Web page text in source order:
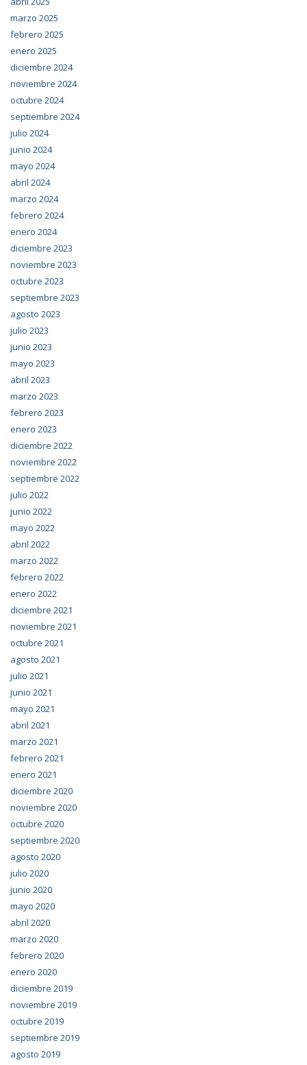
marzo 2025
febrero 2025
enero 2025
diciembre 2024
noviembre 2024
octubre 2024
septiembre 2024
julio 2024
junio 2024
mayo 2024
abril 2024
marzo 2024
febrero 2024
enero 2024
diciembre 2023
noviembre 2023
octubre 2023
septiembre 2023
agosto 2023
julio 2023
junio 2023
mayo 2023
abril 2023
marzo 2023
febrero 2023
enero 2023
diciembre 2022
noviembre 2022
septiembre 2022
julio 2022
junio 2022
mayo 2022
abril 2022
marzo 2022
febrero 2022
enero 2022
diciembre 2021
noviembre 2021
octubre 2021
agosto 2021
julio 2021
junio 2021
mayo 2021
abril 2021
marzo 2021
febrero 2021
enero 2021
diciembre 2020
noviembre 2020
octubre 2020
septiembre 2020
agosto 2020
julio 2020
junio 2020
mayo 2020
abril 2020
marzo 2020
febrero 2020
enero 2020
diciembre 2019
noviembre 2019
octubre 2019
septiembre 2019
agosto 2019